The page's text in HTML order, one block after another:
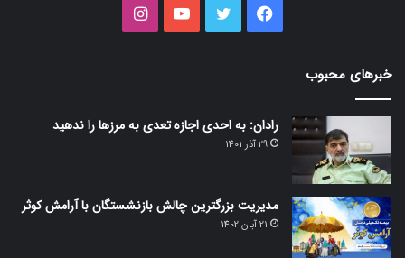
فیس
توییتر یوتیوب
خبرهای محبوب
رادان: به احدی اجازه تعدی به مرزها را ندهید
29 آذر 1401
مدیریت بزرگترین چالش بازنشستگان با آرامش کوثر
21 آبان 1402